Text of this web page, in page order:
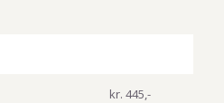
kr. 445,-